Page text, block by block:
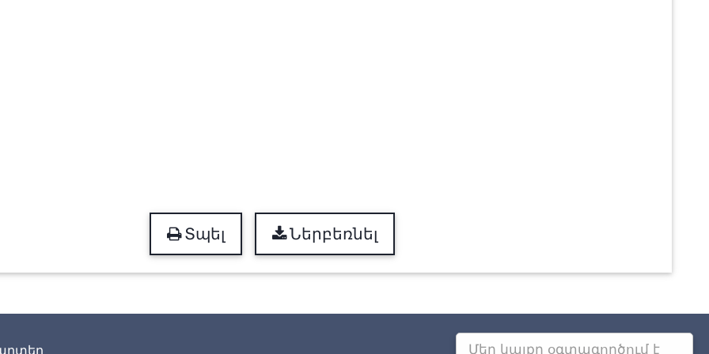
Մեր կայքը օգտագործում է
Տպել Ներբեռնել
Այլ քաղաքներում